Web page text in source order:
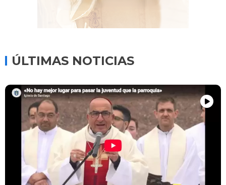
ÚLTIMAS NOTICIAS